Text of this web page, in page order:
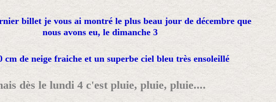
billet je vous ai montré le plus beau jour de décembre que
nous avons eu, le dimanche 3
cm de neige fraiche et un superbe ciel bleu très ensoleillé
dès le lundi 4 c'est pluie, pluie, pluie....